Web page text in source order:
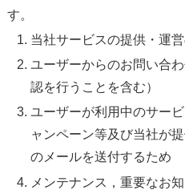
す。
当社サービスの提供・運
ユーザーからのお問い合
認を行うことを含む）
ユーザーが利用中のサー
ャンペーン等及び当社が
のメールを送付するため
メンテナンス，重要なお